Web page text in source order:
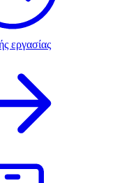
εργασίας